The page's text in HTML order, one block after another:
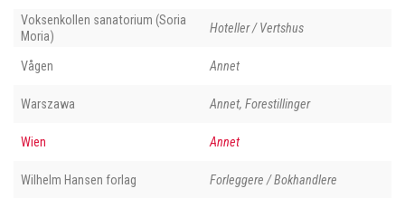
Voksenkollen sanatorium (Soria
Moria)
Hoteller / Vertshus
Vågen Annet
Warszawa Annet, Forestillinger
Wien Annet
Wilhelm Hansen forlag Forleggere / Bokhandlere